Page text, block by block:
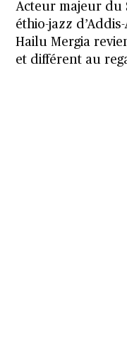
Acteur majeur du
éthio-jazz
Hailu Mergia
et différent au